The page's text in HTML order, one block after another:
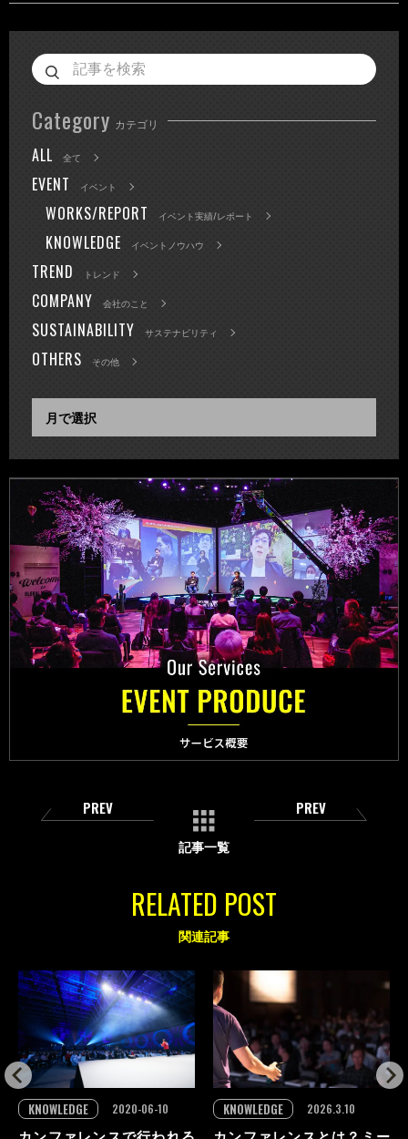
Category カテゴリ
ALL 全て
EVENT イベント
WORKS/REPORT イベント実績/レポート
KNOWLEDGE イベントノウハウ
TREND トレンド
COMPANY 会社のこと
SUSTAINABILITY サステナビリティ
OTHERS その他
PREV
記事一覧
PREV
RELATED POST
関連記事
KNOWLEDGE
2020-06-10
KNOWLEDGE 2026.3.10